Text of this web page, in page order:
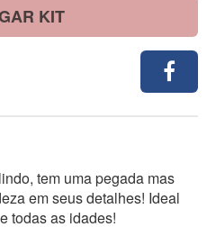
KIT
tem uma pegada mas
em seus detalhes! Ideal
todas as idades!